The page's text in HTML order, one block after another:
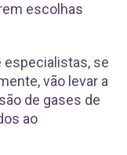
escolhas
especialistas, se
vão levar a
de gases de
ao